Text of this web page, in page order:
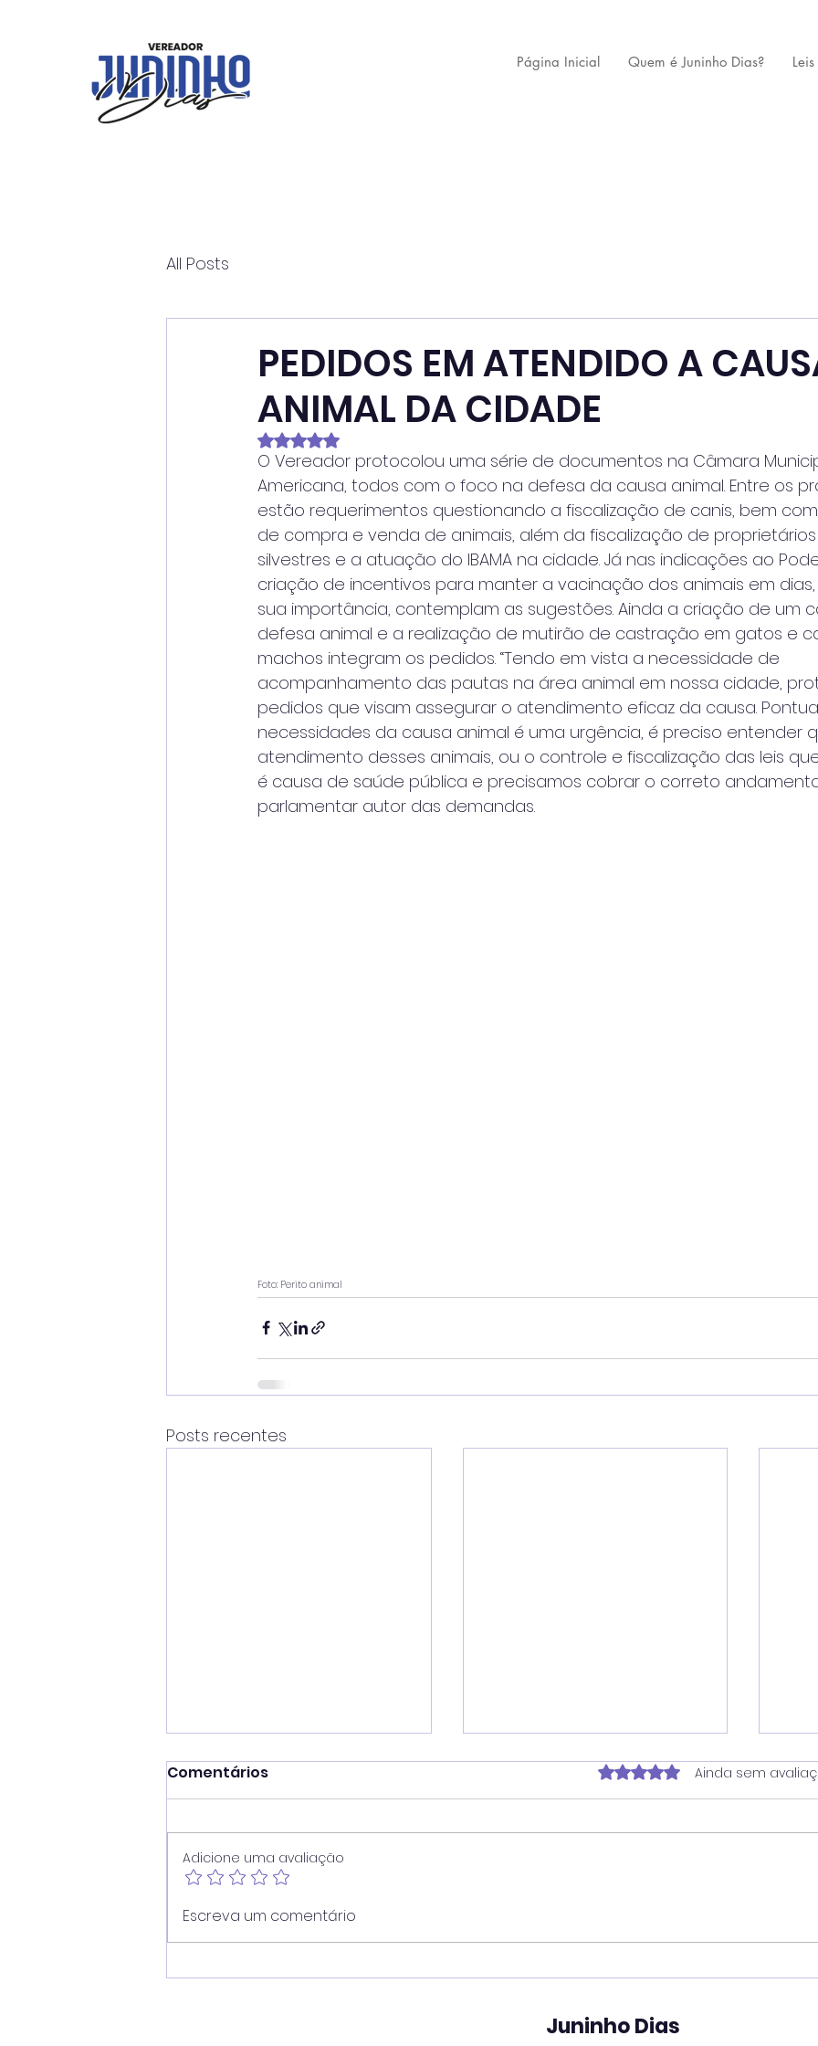
Página Inicial Quem é Juninho Dias?
All Posts
PEDIDOS EM ATENDIDO A
ANIMAL DA CIDADE
Avaliado com NaN de 5 estrelas.
O Vereador protocolou uma série de documentos na Câmara
Americana, todos com o foco na defesa da causa animal. Entre os
estão requerimentos questionando a fiscalização de canis, bem
de compra e venda de animais, além da fiscalização de
silvestres e a atuação do IBAMA na cidade. Já nas indicações ao
criação de incentivos para manter a vacinação dos animais em
sua importância, contemplam as sugestões. Ainda a criação de um
defesa animal e a realização de mutirão de castração em gatos e
machos integram os pedidos. “Tendo em vista a necessidade de
acompanhamento das pautas na área animal em nossa cidade,
pedidos que visam assegurar o atendimento eficaz da causa.
necessidades da causa animal é uma urgência, é preciso entender
atendimento desses animais, ou o controle e fiscalização das leis
é causa de saúde pública e precisamos cobrar o correto
parlamentar autor das demandas.
Foto: Perito animal
Posts recentes
Vereador Juninho Dias
propõe modernização
contra dependência em
atendimento ampliado
pelo SUS
Comentários Avaliado com 0 de 5
Ainda sem
Adicione uma avaliação
Escreva um comentário
Juninho Dias